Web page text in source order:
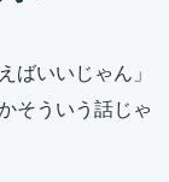
ばいいじゃん」
そういう話じゃ